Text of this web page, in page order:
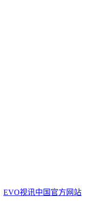
EVO视讯中国官方网站